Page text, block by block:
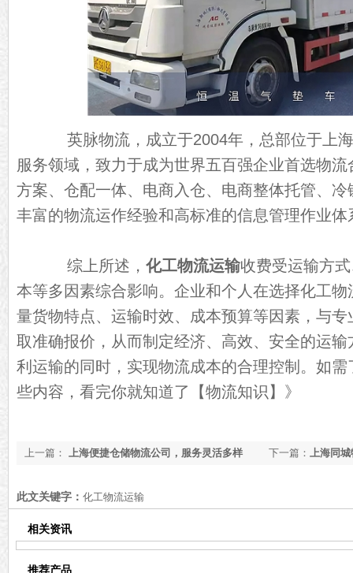
英脉物流，成立于2004年，总部位于上海
服务领域，致力于成为世界五百强企业首选物
方案、仓配一体、电商入仓、电商整体托管、
丰富的物流运作经验和高标准的信息管理作业体
综上所述， 化工物流运输收费受运输方
本等多因素综合影响。企业和个人在选择化工
量货物特点、运输时效、成本预算等因素，与
取准确报价，从而制定经济、高效、安全的运
利运输的同时，实现物流成本的合理控制。如需
些内容，看完你就知道了【物流知识】 》
下一篇： 上海同
上一篇： 上海便捷仓储物流公司，服务灵活多样
此文关键字： 化工物流运输
相关资讯
推荐产品